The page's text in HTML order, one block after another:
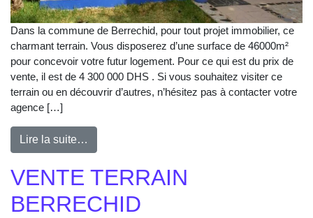
Dans la commune de Berrechid, pour tout projet immobilier, ce
charmant terrain. Vous disposerez d’une surface de 46000m²
pour concevoir votre futur logement. Pour ce qui est du prix de
vente, il est de 4 300 000 DHS . Si vous souhaitez visiter ce
terrain ou en découvrir d’autres, n’hésitez pas à contacter votre
agence […]
Lire la suite…
VENTE TERRAIN
BERRECHID